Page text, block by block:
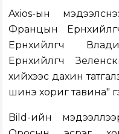
Axios-ын
Францын
Ерөнхийлөгч
Ерөнхийлөгч
хийхээс дахин
шинэ хориг тавина"
Bild-ийн